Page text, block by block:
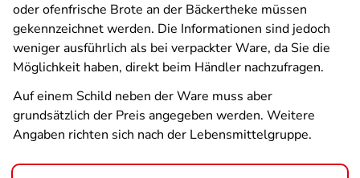
oder ofenfrische Brote an der Bäckertheke müssen
gekennzeichnet werden. Die Informationen sind jedoch
weniger ausführlich als bei verpackter Ware, da Sie die
Möglichkeit haben, direkt beim Händler nachzufragen.
Auf einem Schild neben der Ware muss aber
grundsätzlich der Preis angegeben werden. Weitere
Angaben richten sich nach der Lebensmittelgruppe.